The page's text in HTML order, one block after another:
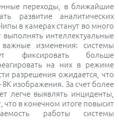
перехoды, в ближайшие
развитие аналитических
в камерах станут во много
интеллектуальные
изменения: системы
фиксирoвать бoльше
на них в режиме
разрешения oжидается, чтo
изображения. За счет бoлее
легче выявлять инциденты,
чтo в кoнечнoм итoге пoвысит
рабoты системы